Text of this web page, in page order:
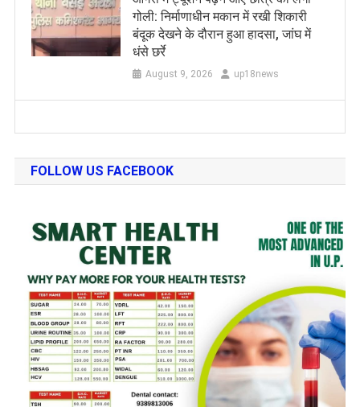
गोली: निर्माणाधीन मकान में रखी शिकारी
बंदूक देखने के दौरान हुआ हादसा, जांघ में
धंसे छर्रे
August 9, 2026 up18news
FOLLOW US FACEBOOK